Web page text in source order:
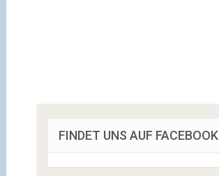
FINDET UNS AUF FACEBOOK